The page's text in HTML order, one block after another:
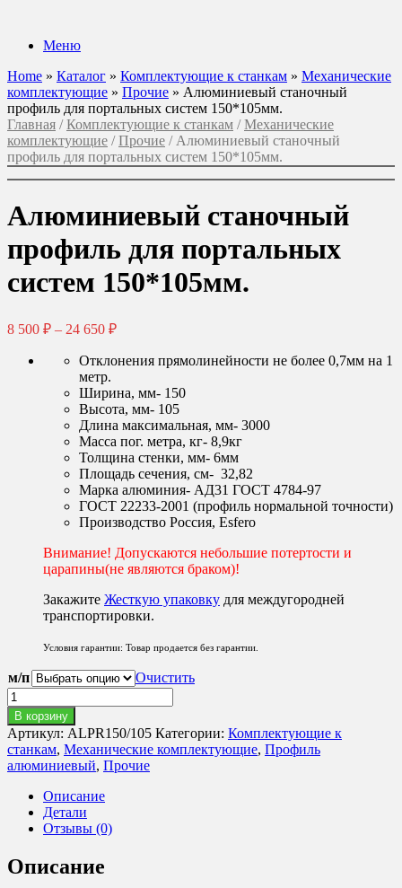
содержанию
Меню
Home » Каталог » Комплектующие к станкам » Механические
комплектующие » Прочие » Алюминиевый станочный
профиль для портальных систем 150*105мм.
Главная /Комплектующие к станкам /Механические
комплектующие /Прочие / Алюминиевый станочный
профиль для портальных систем 150*105мм.
Алюминиевый станочный
профиль для портальных
систем 150*105мм.
8 500 ₽ – 24 650 ₽Диапазон
8
–
24
650 ₽
Отклонения прямолинейности не более 0,7мм на 1
метр.
Ширина, мм- 150
Высота, мм- 105
Длина максимальная, мм- 3000
Масса пог. метра, кг- 8,9кг
Толщина стенки, мм- 6мм
Площадь сечения, см- 32,82
Марка алюминия- АД31 ГОСТ 4784-97
ГОСТ 22233-2001 (профиль нормальной точности)
Производство Россия, Esfero
Внимание! Допускаются небольшие потертости и
царапины(не являются браком)!
Закажите Жесткую упаковку для междугородней
транспортировки.
Условия гарантии: Товар продается без гарантии.
м/п
Очистить
Количество
товара
Алюминиевый
станочный
профиль
для
портальных
систем
150*105мм.
В корзину
Артикул: ALPR150/105 Категории: Комплектующие к
станкам, Механические комплектующие, Профиль
алюминиевый, Прочие
Описание
Детали
Отзывы (0)
Описание